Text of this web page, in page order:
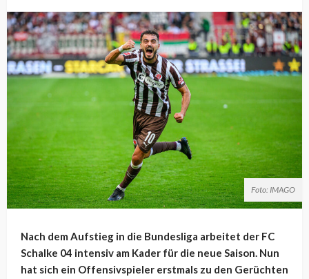
Foto: IMAGO
Nach dem Aufstieg in die Bundesliga arbeitet der FC
Schalke 04 intensiv am Kader für die neue Saison. Nun
hat sich ein Offensivspieler erstmals zu den Gerüchten